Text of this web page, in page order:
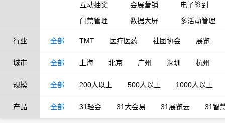
互动抽奖
会展营销
电子签到
门禁管理
数据大屏 多活动管理
行业 全部 TMT 医疗医药 社团协会 展览
城市 全部 上海 北京 广州 深圳 杭州
规模 全部 200人以上 500人以上 1000人以上
产品 全部 31轻会 31大会易 31展览云 31智